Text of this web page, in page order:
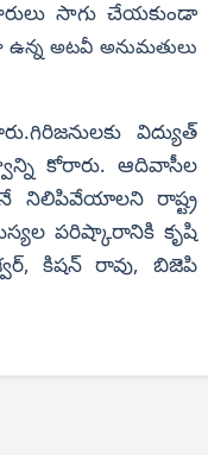
సాగు చేయకుండా
ఉన్న అటవీ అనుమతులు
విద్యుత్
కోరారు. ఆదివాసీల
నిలిపివేయాలని రాష్ట్ర
పరిష్కారానికి కృషి
కిషన్ రావు, బిజెపి